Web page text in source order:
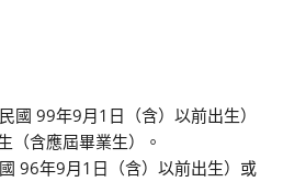
國 99年9月1日（含）以前出生）
（含應屆畢業生）。
96年9月1日（含）以前出生）或